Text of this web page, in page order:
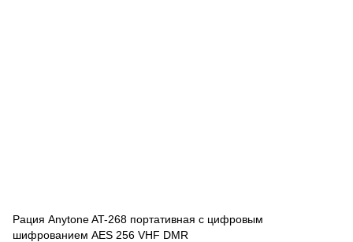
Рация Anytone AT-268 портативная с цифровым
шифрованием AES 256 VHF DMR